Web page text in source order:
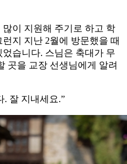
이 지원해 주기로 하고 학
지 지난 2월에 방문했을 때
습니다. 스님은 축대가 무
곳을 교장 선생님에게 알려
. 잘 지내세요.”